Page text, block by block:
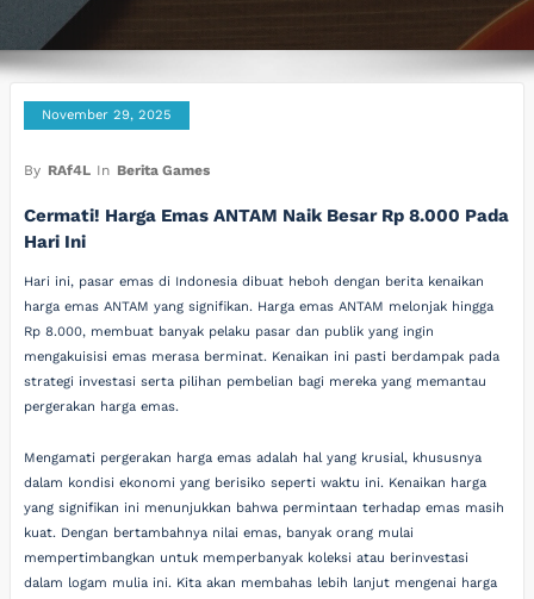
November 29, 2025
By RAf4L In Berita Games
Cermati! Harga Emas ANTAM Naik Besar Rp 8.000 Pada
Hari Ini
Hari ini, pasar emas di Indonesia dibuat heboh dengan berita kenaikan
harga emas ANTAM yang signifikan. Harga emas ANTAM melonjak hingga
Rp 8.000, membuat banyak pelaku pasar dan publik yang ingin
mengakuisisi emas merasa berminat. Kenaikan ini pasti berdampak pada
strategi investasi serta pilihan pembelian bagi mereka yang memantau
pergerakan harga emas.
Mengamati pergerakan harga emas adalah hal yang krusial, khususnya
dalam kondisi ekonomi yang berisiko seperti waktu ini. Kenaikan harga
yang signifikan ini menunjukkan bahwa permintaan terhadap emas masih
kuat. Dengan bertambahnya nilai emas, banyak orang mulai
mempertimbangkan untuk memperbanyak koleksi atau berinvestasi
dalam logam mulia ini. Kita akan membahas lebih lanjut mengenai harga